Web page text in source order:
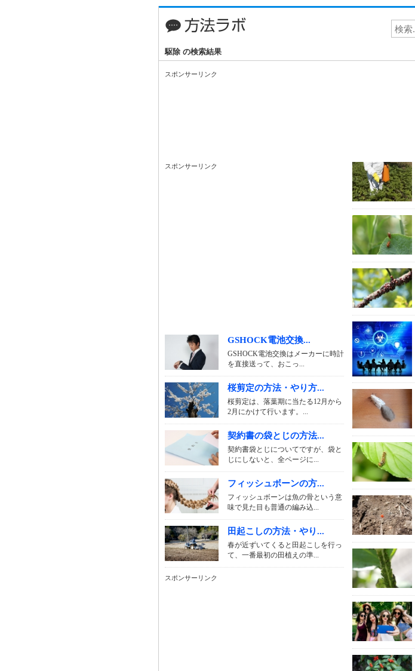
駆除 の検索結果
スポンサーリンク
スポンサーリンク
GSHOCK電池交換...
GSHOCK電池交換はメーカーに時計
を直接送って、おこっ...
桜剪定の方法・やり方...
桜剪定は、落葉期に当たる12月から
2月にかけて行います。...
契約書の袋とじの方法...
契約書袋とじについてですが、袋と
じにしないと、全ページに...
フィッシュボーンの方...
フィッシュボーンは魚の骨という意
味で見た目も普通の編み込...
田起こしの方法・やり...
春が近ずいてくると田起こしを行っ
て、一番最初の田植えの準...
スポンサーリンク